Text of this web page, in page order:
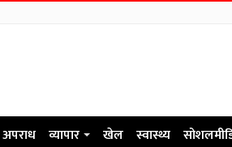
अपराध व्यापार खेल स्वास्थ्य